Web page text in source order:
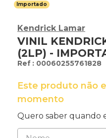
Importado
Kendrick Lamar
VINIL
(2LP) -
: 00060255761828
Este produto não
momento
Quero saber quando